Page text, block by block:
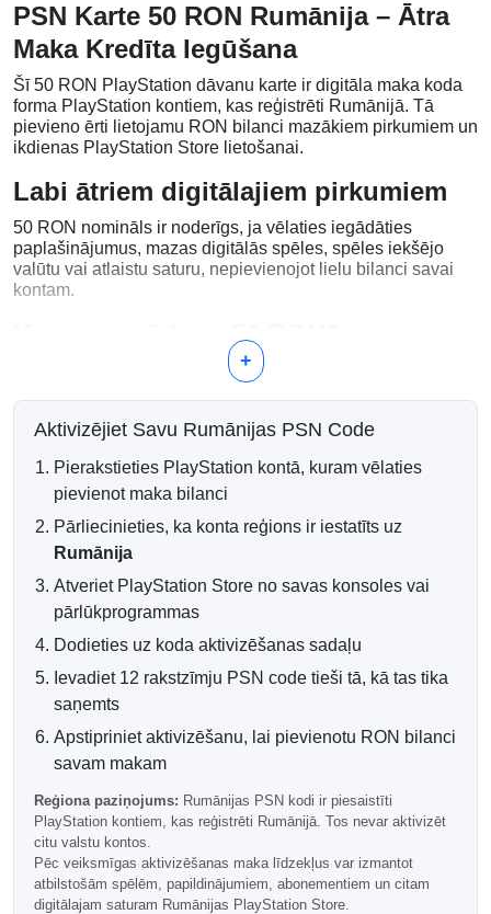
PSN Karte 50 RON Rumānija – Ātra
Maka Kredīta Iegūšana
Šī 50 RON PlayStation dāvanu karte ir digitāla maka koda
forma PlayStation kontiem, kas reģistrēti Rumānijā. Tā
pievieno ērti lietojamu RON bilanci mazākiem pirkumiem un
ikdienas PlayStation Store lietošanai.
Labi ātriem digitālajiem pirkumiem
50 RON nomināls ir noderīgs, ja vēlaties iegādāties
paplašinājumus, mazas digitālās spēles, spēles iekšējo
valūtu vai atlaistu saturu, nepievienojot lielu bilanci savai
kontam.
Ko var nopirkt ar 50 RON?
DLC un lejupielādējamie paplašinājumi
Atlaistu digitālo piedāvājumu
Ātra un uzticama digitālā piegāde
Pēc veiksmīgas maksājuma apstrādes jūsu PlayStation
maka kods tiek piegādāts elektroniski uz jūsu e-pasta
adresi. Lielākā daļa pasūtījumu tiek apstrādāti automātiski,
tāpēc jūs varat izpirkt savu kodu neilgi pēc maksājuma
pabeigšanas.
Rumānijas kontu saderība
Svarīgi:šī PSN karte darbojas tikai ar PlayStation kontiem,
kas reģistrēti Rumānijā.
Rumānijas PlayStation kodi nevar tikt izpirkti kontos no
Biežāk uzdotie jautājumi
Vai es varu izmantot šo karti maziem DLC
+
Aktivizējiet Savu Rumānijas PSN Code
Pierakstieties PlayStation kontā, kuram vēlaties
pievienot maka bilanci
Pārliecinieties, ka konta reģions ir iestatīts uz
Rumānija
Atveriet PlayStation Store no savas konsoles vai
pārlūkprogrammas
Dodieties uz koda aktivizēšanas sadaļu
Ievadiet 12 rakstzīmju PSN code tieši tā, kā tas tika
saņemts
Apstipriniet aktivizēšanu, lai pievienotu RON bilanci
savam makam
Reģiona paziņojums: Rumānijas PSN kodi ir piesaistīti
PlayStation kontiem, kas reģistrēti Rumānijā. Tos nevar aktivizēt
citu valstu kontos.
Pēc veiksmīgas aktivizēšanas maka līdzekļus var izmantot
atbilstošām spēlēm, papildinājumiem, abonementiem un citam
digitālajam saturam Rumānijas PlayStation Store.